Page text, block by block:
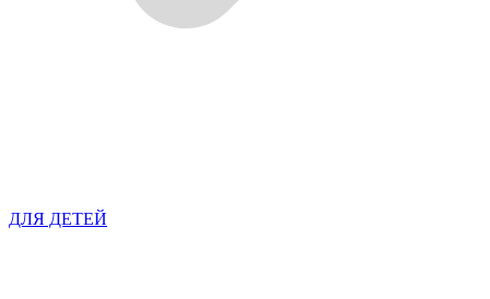
ДЛЯ ДЕТЕЙ